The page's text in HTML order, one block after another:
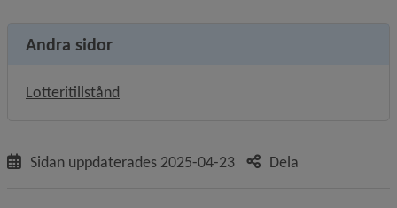
Andra sidor
Lotteritillstånd
Sidan uppdaterades 2025-04-23 Dela